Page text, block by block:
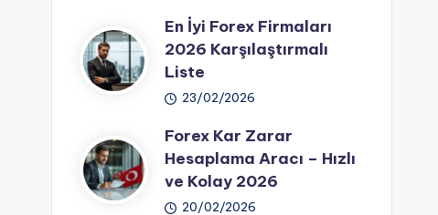
En İyi Forex Firmaları
2026 Karşılaştırmalı
Liste
23/02/2026
Forex Kar Zarar
Hesaplama Aracı – Hızlı
ve Kolay 2026
20/02/2026